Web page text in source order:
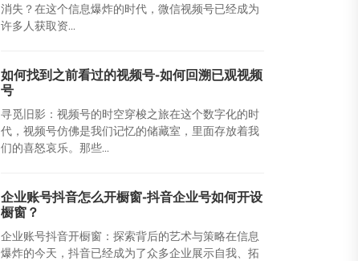
消失？在这个信息爆炸的时代，微信视频号已经成为
许多人获取资...
如何找到之前看过的视频号-如何回溯已观视频
号
寻觅旧影：视频号的时空穿梭之旅在这个数字化的时
代，视频号仿佛是我们记忆的储藏室，里面存放着我
们的喜怒哀乐。那些...
企业账号抖音怎么开橱窗-抖音企业号如何开设
橱窗？
企业账号抖音开橱窗：探索背后的艺术与策略在信息
爆炸的今天，抖音已经成为了众多企业展示自我、拓